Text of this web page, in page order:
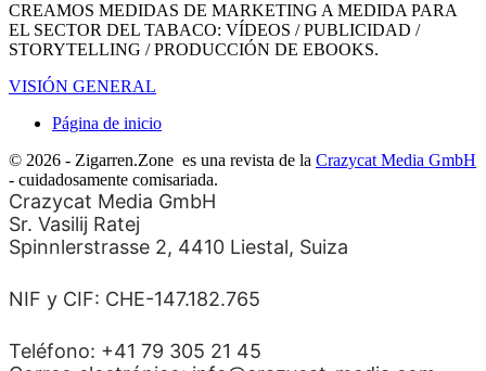
CREAMOS MEDIDAS DE MARKETING A MEDIDA PARA
EL SECTOR DEL TABACO: VÍDEOS / PUBLICIDAD /
STORYTELLING / PRODUCCIÓN DE EBOOKS.
VISIÓN GENERAL
Página de inicio
© 2026 - Zigarren.Zone es una revista de la Crazycat Media GmbH
- cuidadosamente comisariada.
Crazycat Media GmbH
Sr. Vasilij Ratej
Spinnlerstrasse 2, 4410 Liestal, Suiza
NIF y CIF: CHE-147.182.765
Teléfono: +41 79 305 21 45